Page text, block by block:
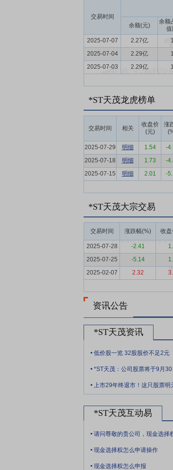
段。但同时,随着人口红利
战略定位,抓住市场机遇,谋
要点5：治理结构完善,管理
且有国资参与的混合所有
战略定力、长期可持续健
要点6：经营持续稳健,渠道
发展思想,持续贯彻落实健
为业务主渠道,其他业务渠
价值转型为主线,丰富、完
经营构建多元化、均衡化
金、股权投资、基础设施
运作的前提下持续探索资
更高水平上统筹发展,推动
国华人
1-12月,国华人寿保险实现
要点9：天茂集团等欲出售
股人同时与安盛在上海签
亿元。安盛计划通过安盛
元,每股转让价格约为10.87
交易时间
余额(元)
余额
2025-07-07
2.27亿
2025-07-04
2.29亿
2025-07-03
2.29亿
*ST天茂龙虎榜单
交易时间 相关
收盘价
(元)
涨
2025-07-29 明细 1.54 -
2025-07-18
明细 1.73 -
2025-07-15
明细 2.01 -
*ST天茂大宗交易
交易时间 涨跌幅(%) 收
2025-07-28 -2.41
2025-07-25
-5.14
2025-02-07
2.32
资讯公告
*ST天茂资讯
. 低价股一览 32股股价不足2元
. *ST天茂：公司股票将于9月
. 上市29年终退市！这只股票明
*ST天茂互动易
.
. 现金选择权怎么申请操作
. 现金选择权怎么申报